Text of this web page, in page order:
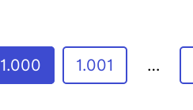
1.000 1.001 …